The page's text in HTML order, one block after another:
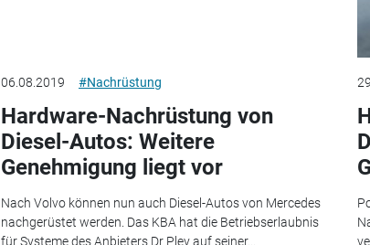
06.08.2019 #Nachrüstung
Hardware-Nachrüstung von
Diesel-Autos: Weitere
Genehmigung liegt vor
Nach Volvo können nun auch Diesel-Autos von Mercedes
nachgerüstet werden. Das KBA hat die Betriebserlaubnis
für Systeme des Anbieters Dr Pley auf seiner...